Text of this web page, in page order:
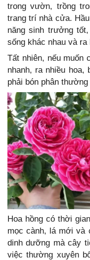
trong vườn, trồng
trang trí nhà cửa.
năng sinh trưởng
sống khác nhau và
Tất nhiên, nếu muốn
nhanh, ra nhiều hoa,
phải bón phân
Hoa hồng có thời
mọc cành, lá mới và
dinh dưỡng mà cây
việc thường xuyên